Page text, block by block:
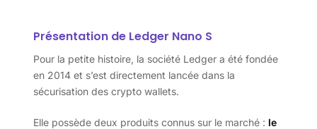
Présentation de Ledger Nano S
Pour la petite histoire, la société Ledger a été fondée
en 2014 et s’est directement lancée dans la
sécurisation des crypto wallets.
Elle possède deux produits connus sur le marché : le